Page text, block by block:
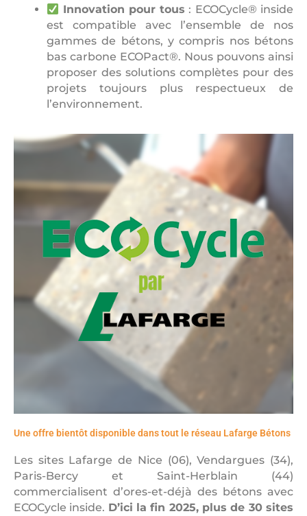
Innovation pour tous : ECOCycle® inside
est compatible avec l’ensemble de nos
gammes de bétons, y compris nos bétons
bas carbone ECOPact®. Nous pouvons ainsi
proposer des solutions complètes pour des
projets toujours plus respectueux de
l’environnement.
Une offre bientôt disponible dans tout le réseau Lafarge Bétons
Les sites Lafarge de Nice (06), Vendargues (34),
Paris-Bercy et Saint-Herblain (44)
commercialisent d’ores-et-déjà des bétons avec
ECOCycle inside. D’ici la fin 2025, plus de 30 sites